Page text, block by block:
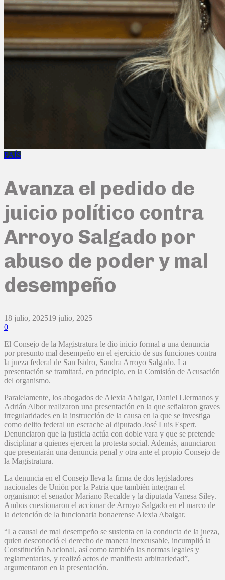
PAÍS
Avanza el pedido de
juicio político contra
Arroyo Salgado por
abuso de poder y mal
desempeño
18 julio, 202519 julio, 2025
0
El Consejo de la Magistratura le dio inicio formal a una denuncia
por presunto mal desempeño en el ejercicio de sus funciones contra
la jueza federal de San Isidro, Sandra Arroyo Salgado. La
presentación se tramitará, en principio, en la Comisión de Acusación
del organismo.
Paralelamente, los abogados de Alexia Abaigar, Daniel Llermanos y
Adrián Albor realizaron una presentación en la que señalaron graves
irregularidades en la instrucción de la causa en la que se investiga
como delito federal un escrache al diputado José Luis Espert.
Denunciaron que la justicia actúa con doble vara y que se pretende
disciplinar a quienes ejercen la protesta social. Además, anunciaron
que presentarán una denuncia penal y otra ante el propio Consejo de
la Magistratura.
La denuncia en el Consejo lleva la firma de dos legisladores
nacionales de Unión por la Patria que también integran el
organismo: el senador Mariano Recalde y la diputada Vanesa Siley.
Ambos cuestionaron el accionar de Arroyo Salgado en el marco de
la detención de la funcionaria bonaerense Alexia Abaigar.
“La causal de mal desempeño se sustenta en la conducta de la jueza,
quien desconoció el derecho de manera inexcusable, incumplió la
Constitución Nacional, así como también las normas legales y
reglamentarias, y realizó actos de manifiesta arbitrariedad”,
argumentaron en la presentación.